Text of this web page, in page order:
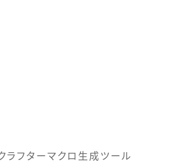
ラフターマクロ生成ツール